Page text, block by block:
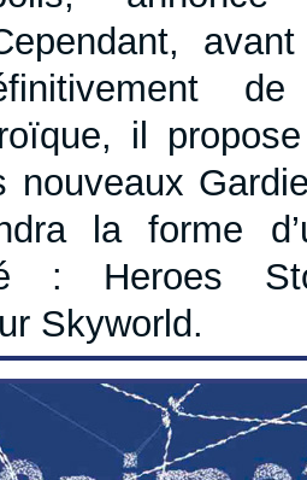
il
nouveaux
la forme
: Heroes
Skyworld.